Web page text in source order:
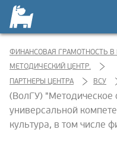
ФИНАНСОВАЯ ГРАМОТНОСТЬ
МЕТОДИЧЕСКИЙ ЦЕНТР.
ПАРТНЕРЫ ЦЕНТРА
ВСУ
(ВолГУ) "Методическое
универсальной
культура, в том числе